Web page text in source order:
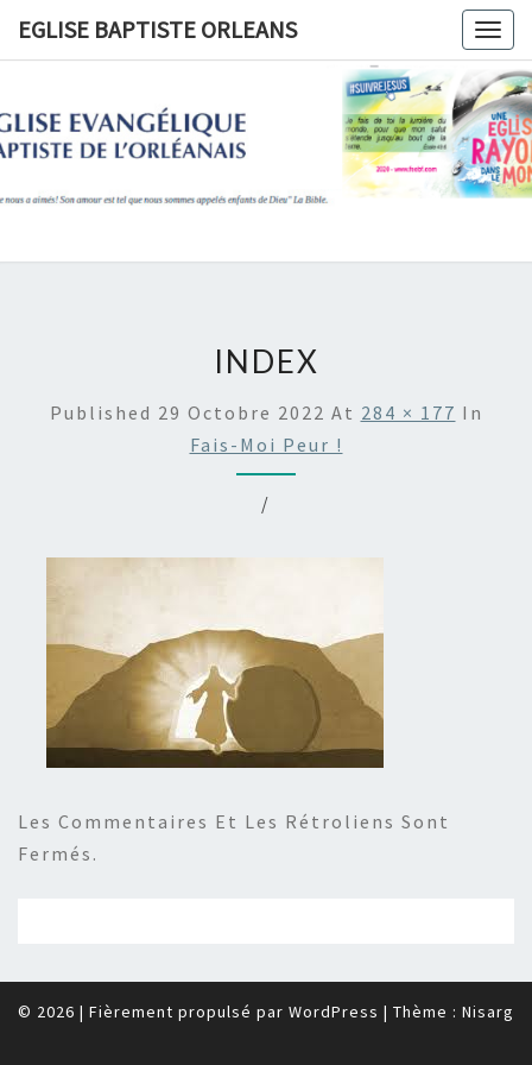
EGLISE BAPTISTE ORLEANS
EGLISE
ORLEANS
INDEX
Published 29 Octobre 2022 At 284 × 177 In
Fais-Moi Peur !
/
Les Commentaires Et Les Rétroliens Sont
Fermés.
© 2026 | Fièrement propulsé par WordPress | Thème : Nisarg